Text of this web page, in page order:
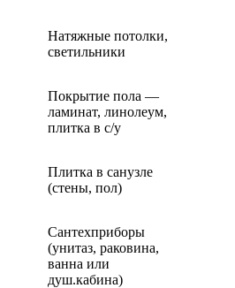
Натяжные потолки,
светильники
Покрытие пола —
ламинат, линолеум,
плитка в с/у
Плитка в санузле
(стены, пол)
Сантехприборы
(унитаз, раковина,
ванна или
душ.кабина)